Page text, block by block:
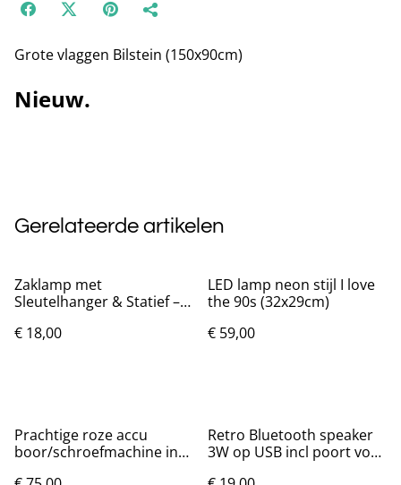
Grote vlaggen Bilstein (150x90cm)
Nieuw.
Gerelateerde artikelen
Zaklamp met
Sleutelhanger & Statief –
€ 18,00
LED lamp neon stijl I love
the 90s (32x29cm)
€ 59,00
Prachtige roze accu
boor/schroefmachine incl
Retro Bluetooth speaker
3W op USB incl poort voor